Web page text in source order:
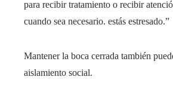
para recibir tratamiento o recibir
cuando sea necesario. estás estresado.”
Mantener la boca cerrada también
aislamiento social.